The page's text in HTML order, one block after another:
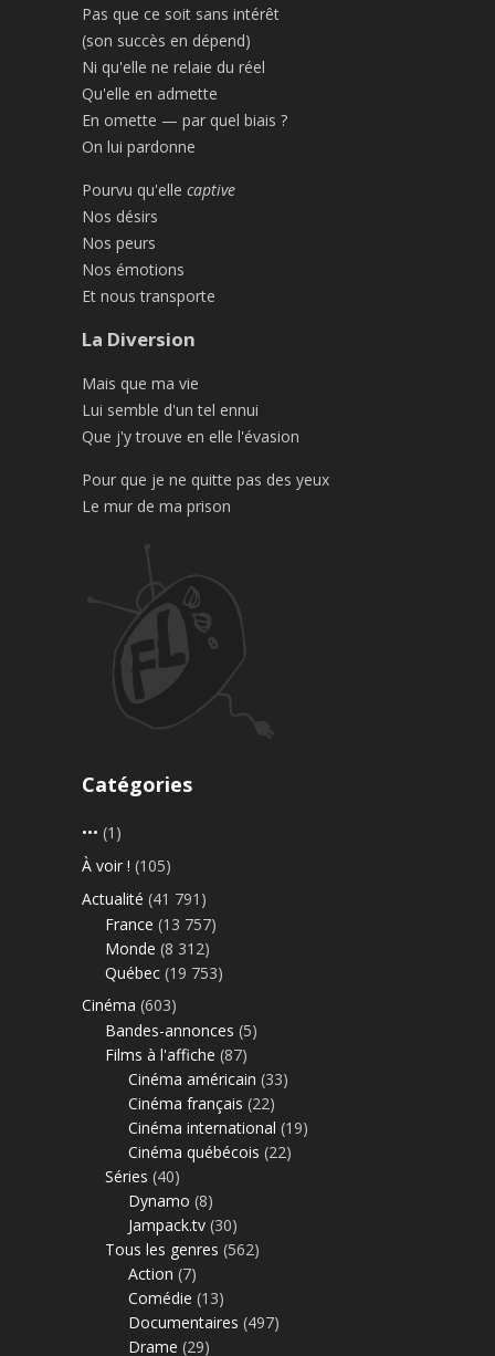
Pas que ce soit sans intérêt
(son succès en dépend)
Ni qu'elle ne relaie du réel
Qu'elle en admette
En omette — par quel biais ?
On lui pardonne
Pourvu qu'elle captive
Nos désirs
Nos peurs
Nos émotions
Et nous transporte
La Diversion
Mais que ma vie
Lui semble d'un tel ennui
Que j'y trouve en elle l'évasion
Pour que je ne quitte pas des yeux
Le mur de ma prison
Catégories
••• (1)
À voir ! (105)
Actualité (41 791)
France (13 757)
Monde (8 312)
Québec (19 753)
Cinéma (603)
Bandes-annonces (5)
Films à l'affiche (87)
Cinéma américain (33)
Cinéma français (22)
Cinéma international (19)
Cinéma québécois (22)
Séries (40)
Dynamo (8)
Jampack.tv (30)
Tous les genres (562)
Action (7)
Comédie (13)
Documentaires (497)
Drame (29)